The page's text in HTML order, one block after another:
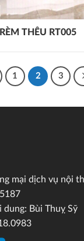
RÈM THÊU RT005
1 2 3
mại dịch vụ nội
Bùi Thuỵ Sỹ